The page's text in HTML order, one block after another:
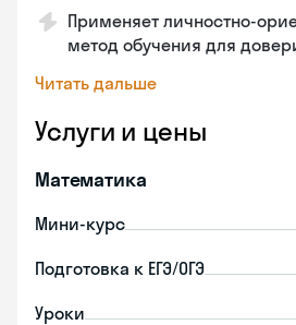
Применяет личностно-
метод обучения для
Читать дальше
Услуги и цены
Математика
Мини-курс
Подготовка к ЕГЭ/ОГЭ
Уроки